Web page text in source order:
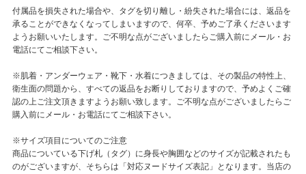
付属品を損失された場合や、タグを切り離し・紛失された場合には、返品を
承ることができなくなってしまいますので、何卒、予めご了承くださいます
ようお願いいたします。ご不明な点がございましたらご購入前にメール・お
電話にてご相談下さい。
※肌着・アンダーウェア・靴下・水着につきましては、その製品の特性上、
衛生面の問題から、すべての返品をお断りしておりますので、予めよくご確
認の上ご注文頂きますようお願い致します。ご不明な点がございましたらご
購入前にメール・お電話にてご相談下さい。
※サイズ項目についてのご注意
商品についている下げ札（タグ）に身長や胸囲などのサイズが記載されたも
のがございますが、そちらは「対応ヌードサイズ表記」となります。当店の